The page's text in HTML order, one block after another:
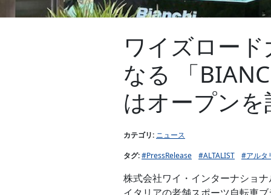
ワイズロー
なる 「
はオープン
カテゴリ: ニュース
タグ:#PressRelease #ALTALIST #アルタ
株式会社ワイ・インターナショ